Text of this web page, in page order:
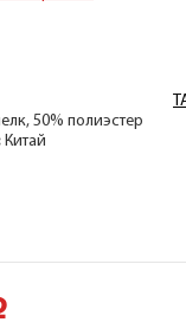
50% полиэстер
Китай